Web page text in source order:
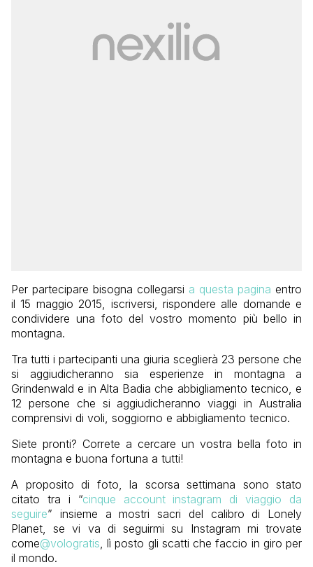
Per partecipare bisogna collegarsi a questa pagina entro
il 15 maggio 2015, iscriversi, rispondere alle domande e
condividere una foto del vostro momento più bello in
montagna.
Tra tutti i partecipanti una giuria sceglierà 23 persone che
si aggiudicheranno sia esperienze in montagna a
Grindenwald e in Alta Badia che abbigliamento tecnico, e
12 persone che si aggiudicheranno viaggi in Australia
comprensivi di voli, soggiorno e abbigliamento tecnico.
Siete pronti? Correte a cercare un vostra bella foto in
montagna e buona fortuna a tutti!
A proposito di foto, la scorsa settimana sono stato
citato tra i “cinque account instagram di viaggio da
seguire” insieme a mostri sacri del calibro di Lonely
Planet, se vi va di seguirmi su Instagram mi trovate
come@vologratis, lì posto gli scatti che faccio in giro per
il mondo.